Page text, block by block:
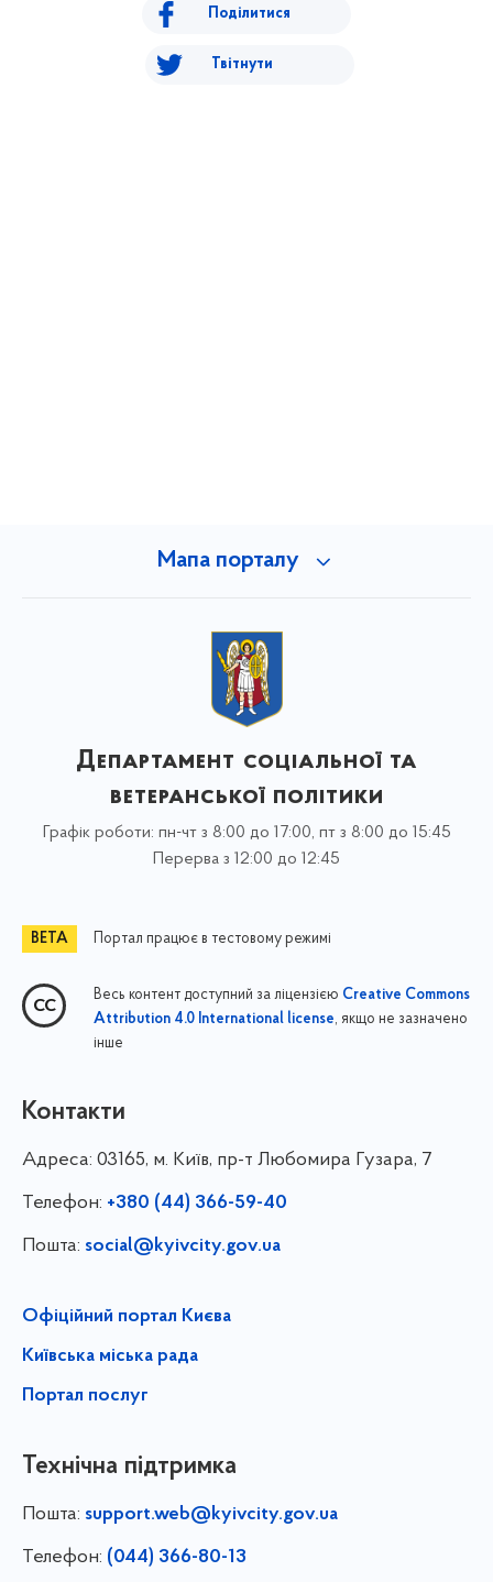
Поділитися
Твітнути
Мапа порталу
Департамент соціальної та
ветеранської політики
Графік роботи: пн-чт з 8:00 до 17:00, пт з 8:00 до 15:45
Перерва з 12:00 до 12:45
Портал працює в тестовому режимі
Весь контент доступний за ліцензією Creative Commons
Attribution 4.0 International license, якщо не зазначено
інше
Контакти
Адреса: 03165, м. Київ, пр-т Любомира Гузара, 7
Телефон: +380 (44) 366-59-40
Пошта: social@kyivcity.gov.ua
Офіційний портал Києва
Київська міська рада
Портал послуг
Технічна підтримка
Пошта: support.web@kyivcity.gov.ua
Телефон: (044) 366-80-13